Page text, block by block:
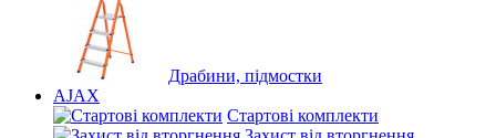
Драбини, підмостки
AJAX
Стартові комплекти